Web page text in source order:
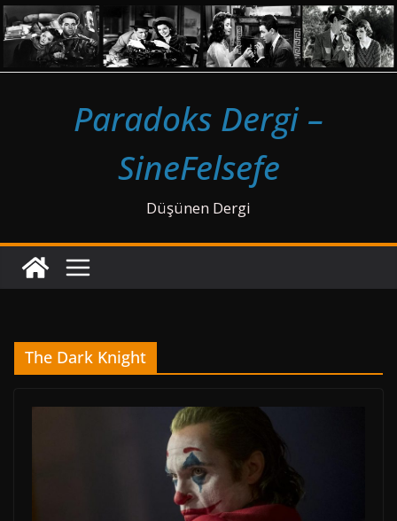
Skip
to
content
Paradoks Dergi –
SineFelsefe
Düşünen Dergi
The Dark Knight